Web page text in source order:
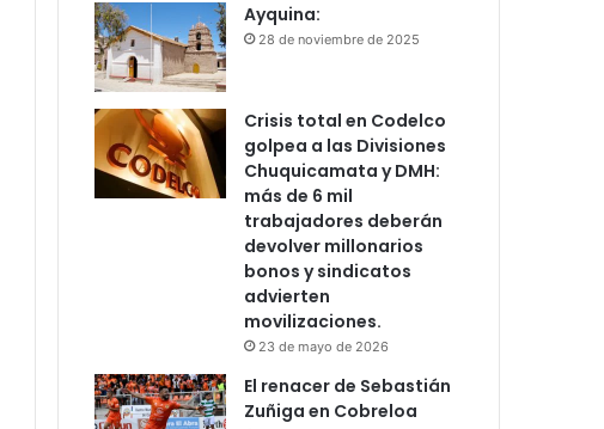
Ayquina:
28 de noviembre de 2025
Crisis total en Codelco
golpea a las Divisiones
Chuquicamata y DMH:
más de 6 mil
trabajadores deberán
devolver millonarios
bonos y sindicatos
advierten
movilizaciones.
23 de mayo de 2026
El renacer de Sebastián
Zuñiga en Cobreloa